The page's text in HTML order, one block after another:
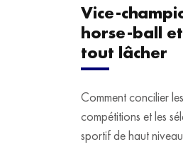
Vice-
horse-ball
tout lâcher
Comment concilier
compétitions et les
sportif de haut